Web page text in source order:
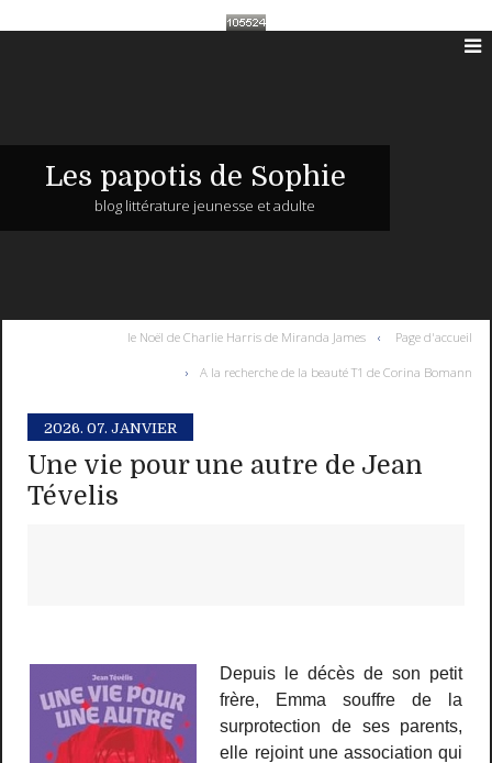
Les papotis de Sophie
blog littérature jeunesse et adulte
le Noël de Charlie Harris de Miranda James Page d'accueil
A la recherche de la beauté T1 de Corina Bomann
2026. 07. JANVIER
Une vie pour une autre de Jean
Tévelis
Depuis le décès de son petit
frère, Emma souffre de la
surprotection de ses parents,
elle rejoint une association qui